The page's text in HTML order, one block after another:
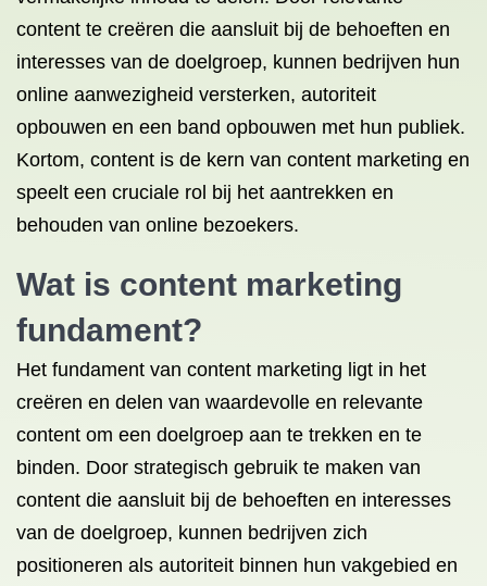
content te creëren die aansluit bij de behoeften en
interesses van de doelgroep, kunnen bedrijven hun
online aanwezigheid versterken, autoriteit
opbouwen en een band opbouwen met hun publiek.
Kortom, content is de kern van content marketing en
speelt een cruciale rol bij het aantrekken en
behouden van online bezoekers.
Wat is content marketing
fundament?
Het fundament van content marketing ligt in het
creëren en delen van waardevolle en relevante
content om een ​​doelgroep aan te trekken en te
binden. Door strategisch gebruik te maken van
content die aansluit bij de behoeften en interesses
van de doelgroep, kunnen bedrijven zich
positioneren als autoriteit binnen hun vakgebied en